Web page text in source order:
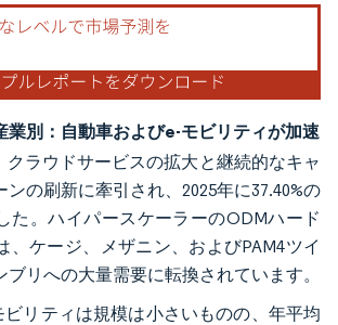
業別：自動車およびe-モビリティが加速
クラウドサービスの拡大と継続的なキャ
ンの刷新に牽引され、2025年に37.40%の
た。ハイパースケーラーのODMハード
、ケージ、メザニン、およびPAM4ツイ
ブリへの大量需要に転換されています。
ビリティは規模は小さいものの、年平均